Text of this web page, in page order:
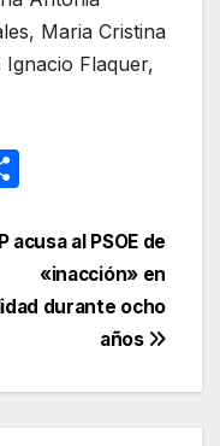
Maria Cristina
Flaquer,
m
p
ar
acusa al PSOE de
«inacción» en
durante ocho
años